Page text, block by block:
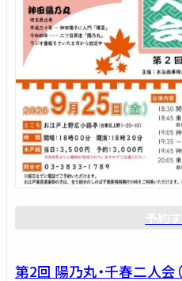
第2回 陽乃丸・千春二人